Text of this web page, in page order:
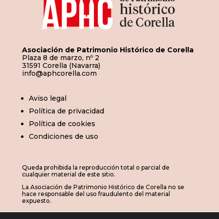
Asociación de Patrimonio Histórico de Corella
Plaza 8 de marzo, nº 2
31591 Corella (Navarra)
info@aphcorella.com
Aviso legal
Política de privacidad
Política de cookies
Condiciones de uso
Queda prohibida la reproducción total o parcial de
cualquier material de este sitio.
La Asociación de Patrimonio Histórico de Corella no se
hace responsable del uso fraudulento del material
expuesto.